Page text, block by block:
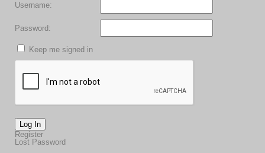
Username:
Password:
Keep me signed in
Log In
Register
Lost Password